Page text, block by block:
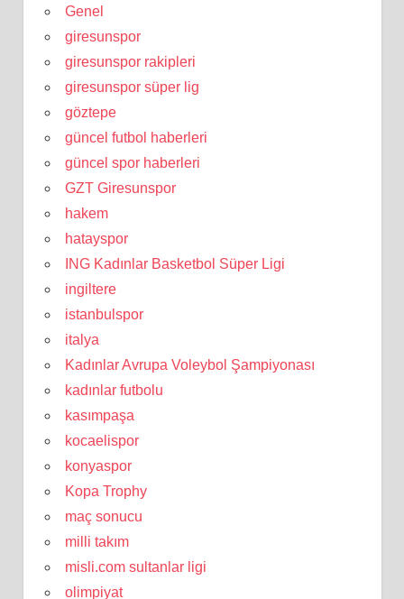
Genel
giresunspor
giresunspor rakipleri
giresunspor süper lig
göztepe
güncel futbol haberleri
güncel spor haberleri
GZT Giresunspor
hakem
hatayspor
ING Kadınlar Basketbol Süper Ligi
ingiltere
istanbulspor
italya
Kadınlar Avrupa Voleybol Şampiyonası
kadınlar futbolu
kasımpaşa
kocaelispor
konyaspor
Kopa Trophy
maç sonucu
milli takım
misli.com sultanlar ligi
olimpiyat